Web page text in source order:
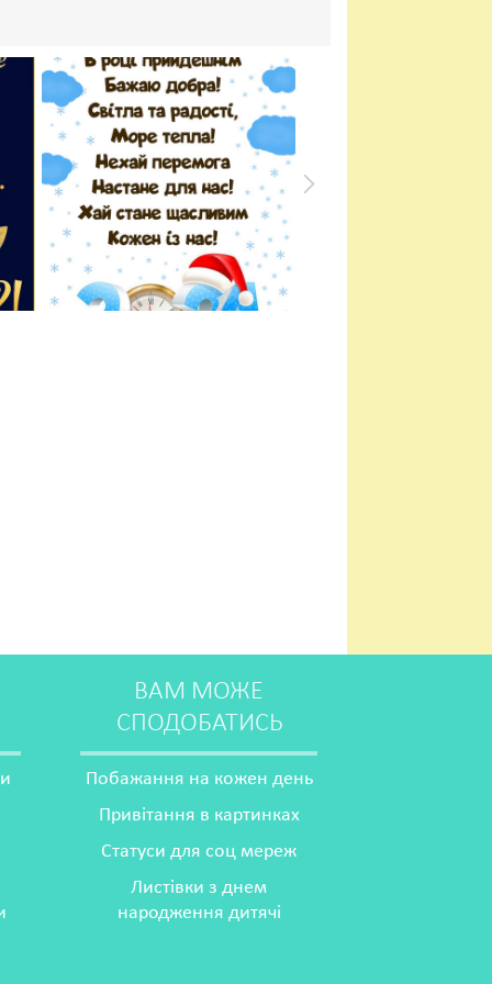
ВАМ МОЖЕ
СПОДОБАТИСЬ
Побажання на кожен день
Привітання в картинках
Статуси для соц мереж
Листівки з днем
народження дитячі